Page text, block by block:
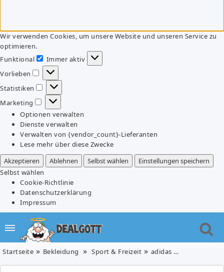
Wir verwenden Cookies, um unsere Website und unseren Service zu
optimieren.
Funktional
Funktional
Immer aktiv
Vorlieben
Vorlieben
Statistiken
Statistiken
Marketing
Marketing
Optionen verwalten
Dienste verwalten
Verwalten von {vendor_count}-Lieferanten
Lese mehr über diese Zwecke
Akzeptieren
Ablehnen Selbst wählen
Einstellungen speichern
Selbst wählen
Cookie-Richtlinie
Datenschutzerklärung
Impressum
Startseite Bekleidung Sport & Freizeit adidas Core 18 Hoody in 7 verschiedenen Farben für je 16,76€ (VG: ab 20,95€)